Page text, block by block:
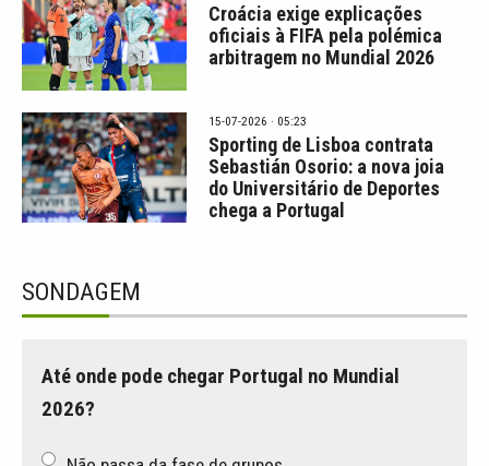
Croácia exige explicações
oficiais à FIFA pela polémica
arbitragem no Mundial 2026
15-07-2026 · 05:23
Sporting de Lisboa contrata
Sebastián Osorio: a nova joia
do Universitário de Deportes
chega a Portugal
SONDAGEM
Até onde pode chegar Portugal no Mundial
2026?